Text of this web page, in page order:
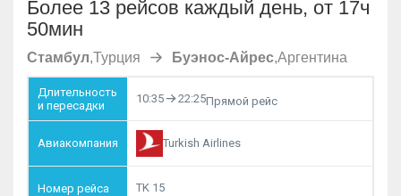
Более 13 рейсов каждый день, от 17ч
50мин
Стамбул,Турция Буэнос-Айрес,Аргентина
10:35 22:25Прямой рейс
Turkish Airlines
TK 15